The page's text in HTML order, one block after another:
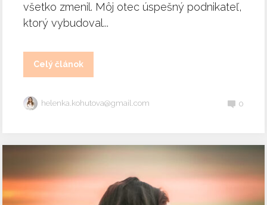
všetko zmenil. Môj otec úspešný podnikateľ,
ktorý vybudoval...
Celý článok
helenka.kohutova@gmail.com 0